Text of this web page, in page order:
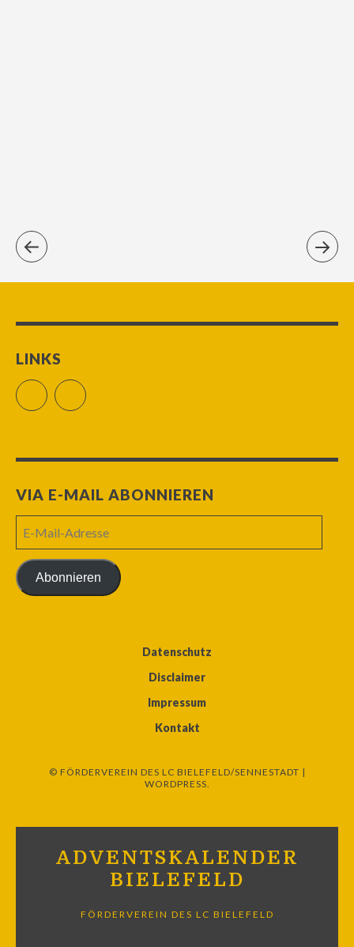
LINKS
FacebookRSS Feed
VIA E-MAIL ABONNIEREN
Mail-
Adresse
Abonnieren
Datenschutz
Disclaimer
Impressum
Kontakt
© FÖRDERVEREIN DES LC BIELEFELD/SENNESTADT |
WORDPRESS.
ADVENTSKALENDER
BIELEFELD
FÖRDERVEREIN DES LC BIELEFELD